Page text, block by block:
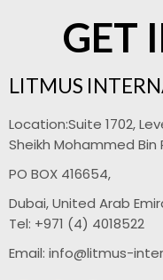
GET
LITMUS
Location:Suite 1702,
Sheikh Mohammed Bin
PO BOX 416654,
Dubai, United Arab
Tel: +971 (4) 4018522
Email: info@litmus-